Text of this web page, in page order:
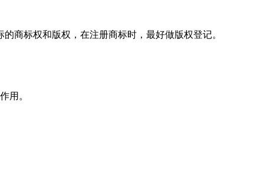
商标权和版权，在注册商标时，最好做版权登记。
用。